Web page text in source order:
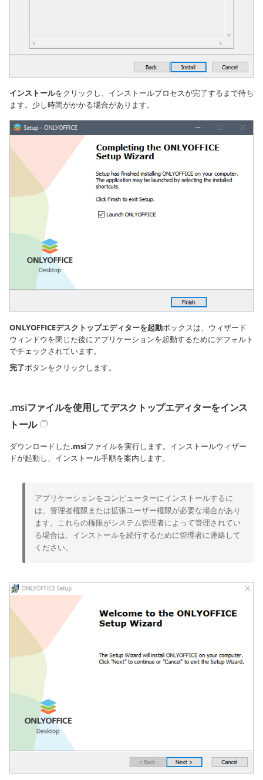
インストールをクリックし、インストールプロセスが完了するまで待ち
ます。少し時間がかかる場合があります。
ONLYOFFICEデスクトップエディターを起動ボックスは、ウィザード
ウィンドウを閉じた後にアプリケーションを起動するためにデフォルト
でチェックされています。
完了ボタンをクリックします。
.msiファイルを使用してデスクトップエディターをインス
トール
ダウンロードした.msiファイルを実行します。インストールウィザー
ドが起動し、インストール手順を案内します。
アプリケーションをコンピューターにインストールするに
は、管理者権限または拡張ユーザー権限が必要な場合があり
ます。これらの権限がシステム管理者によって管理されてい
る場合は、インストールを続行するために管理者に連絡して
ください。